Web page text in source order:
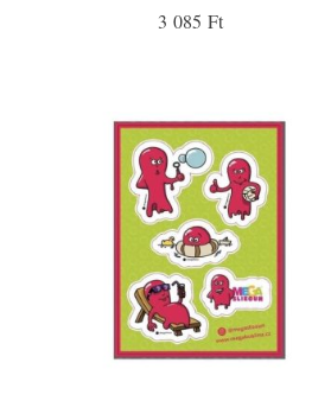
3 085 Ft